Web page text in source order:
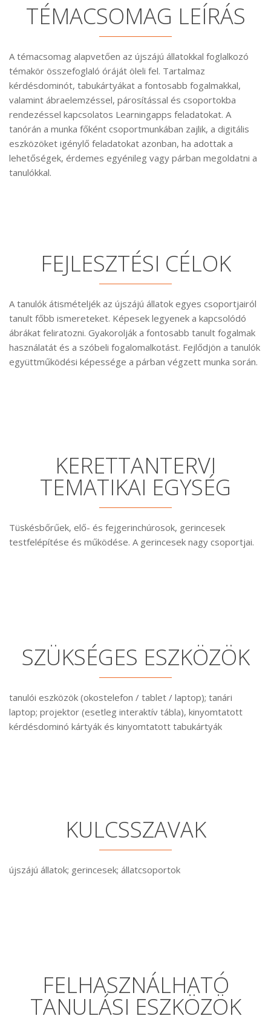
TÉMACSOMAG LEÍRÁS
A témacsomag alapvetően az újszájú állatokkal foglalkozó
témakör összefoglaló óráját öleli fel. Tartalmaz
kérdésdominót, tabukártyákat a fontosabb fogalmakkal,
valamint ábraelemzéssel, párosítással és csoportokba
rendezéssel kapcsolatos Learningapps feladatokat. A
tanórán a munka főként csoportmunkában zajlik, a digitális
eszközöket igénylő feladatokat azonban, ha adottak a
lehetőségek, érdemes egyénileg vagy párban megoldatni a
tanulókkal.
FEJLESZTÉSI CÉLOK
A tanulók átismételjék az újszájú állatok egyes csoportjairól
tanult főbb ismereteket. Képesek legyenek a kapcsolódó
ábrákat feliratozni. Gyakorolják a fontosabb tanult fogalmak
használatát és a szóbeli fogalomalkotást. Fejlődjön a tanulók
együttműködési képessége a párban végzett munka során.
KERETTANTERVI
TEMATIKAI EGYSÉG
Tüskésbőrűek, elő- és fejgerinchúrosok, gerincesek
testfelépítése és működése. A gerincesek nagy csoportjai.
SZÜKSÉGES ESZKÖZÖK
tanulói eszközök (okostelefon / tablet / laptop); tanári
laptop; projektor (esetleg interaktív tábla), kinyomtatott
kérdésdominó kártyák és kinyomtatott tabukártyák
KULCSSZAVAK
újszájú állatok; gerincesek; állatcsoportok
FELHASZNÁLHATÓ
TANULÁSI ESZKÖZÖK